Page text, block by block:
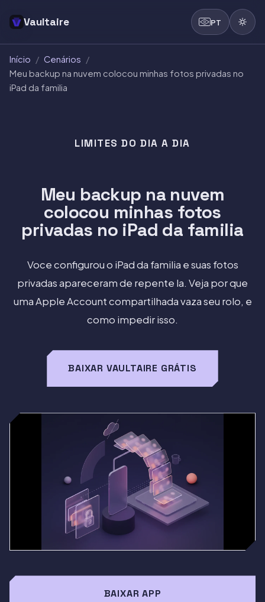
Vaultaire PT
Início / Cenários /
Meu backup na nuvem colocou minhas fotos privadas no
iPad da familia
LIMITES DO DIA A DIA
Meu backup na nuvem
colocou minhas fotos
privadas no iPad da familia
Voce configurou o iPad da familia e suas fotos
privadas apareceram de repente la. Veja por que
uma Apple Account compartilhada vaza seu rolo, e
como impedir isso.
BAIXAR VAULTAIRE GRÁTIS
BAIXAR APP